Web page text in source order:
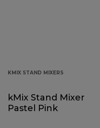
KMIX STAND MIXERS
kMix Stand Mixer
Pastel Pink